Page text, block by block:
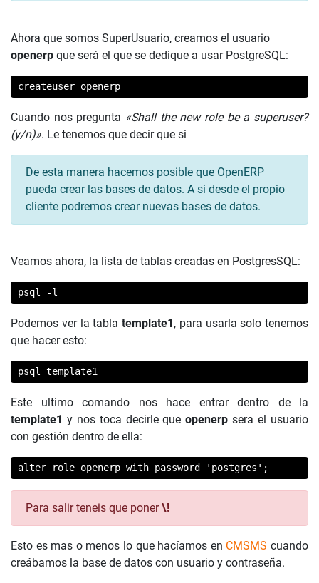
Ahora que somos SuperUsuario, creamos el usuario
openerp que será el que se dedique a usar PostgreSQL:
createuser openerp
Cuando nos pregunta «Shall the new role be a superuser?
(y/n)». Le tenemos que decir que si
De esta manera hacemos posible que OpenERP
pueda crear las bases de datos. A si desde el propio
cliente podremos crear nuevas bases de datos.
Veamos ahora, la lista de tablas creadas en PostgresSQL:
psql -l
Podemos ver la tabla template1, para usarla solo tenemos
que hacer esto:
psql template1
Este ultimo comando nos hace entrar dentro de la
template1 y nos toca decirle queopenerp sera el usuario
con gestión dentro de ella:
alter role openerp with password 'postgres';
Para salir teneis que poner\!
Esto es mas o menos lo que hacíamos en CMSMScuando
creábamos la base de datos con usuario y contraseña.